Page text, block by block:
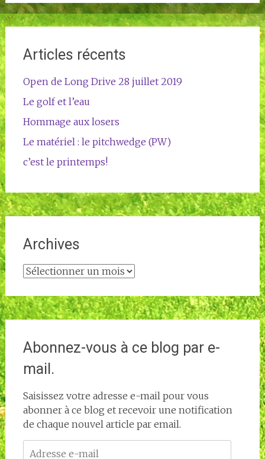
Articles récents
Open de Long Drive 28 juillet 2019
Le golf et l’eau
Hommage aux losers
Le matériel : le pitchwedge (PW)
c’est le printemps!
Archives
Archives
Abonnez-vous à ce blog par e-
mail.
Saisissez votre adresse e-mail pour vous
abonner à ce blog et recevoir une notification
de chaque nouvel article par email.
Adresse